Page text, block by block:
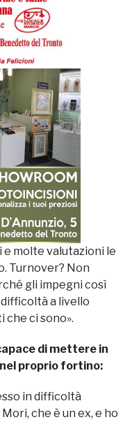
molte valutazioni le
Turnover? Non
gli impegni così
a livello
che ci sono».
di mettere in
proprio fortino:
in difficoltà
che è un ex, e ho